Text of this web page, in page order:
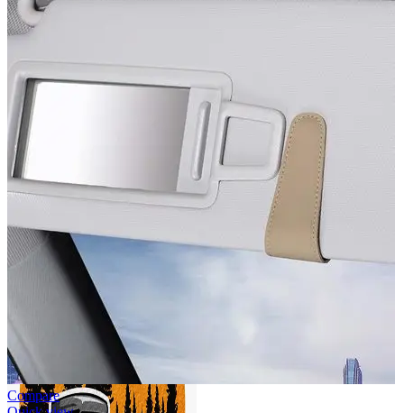
Parfum masina
Copertine auto
Compare